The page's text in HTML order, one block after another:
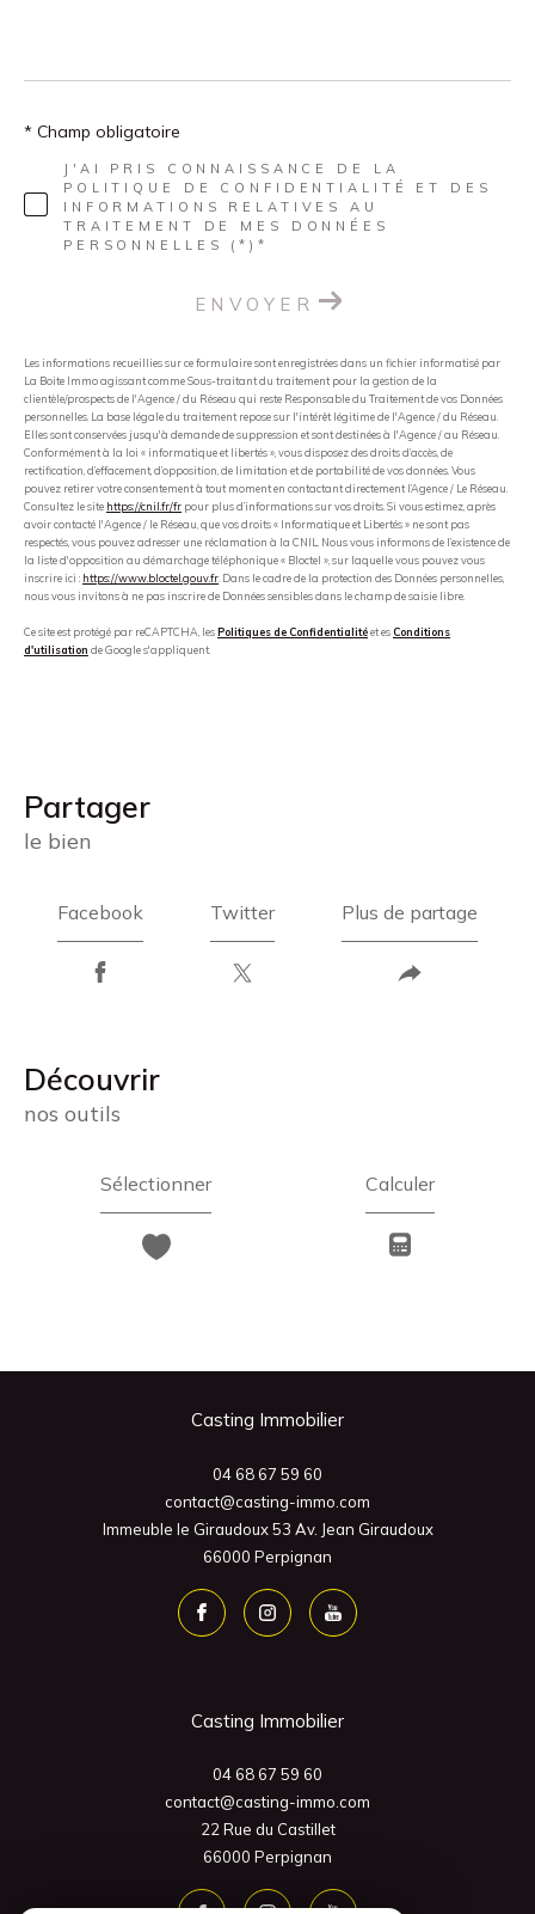
J'AI PRIS CONNAISSANCE DE LA
POLITIQUE DE CONFIDENTIALITÉ ET DES
INFORMATIONS RELATIVES AU
TRAITEMENT DE MES DONNÉES
PERSONNELLES (*)*
* Champ obligatoire
ENVOYER
Les informations recueillies sur ce formulaire sont enregistrées dans un fichier informatisé par
La Boite Immo agissant comme Sous-traitant du traitement pour la gestion de la
clientèle/prospects de l'Agence / du Réseau qui reste Responsable du Traitement de vos Données
personnelles. La base légale du traitement repose sur l'intérêt légitime de l'Agence / du Réseau.
Elles sont conservées jusqu'à demande de suppression et sont destinées à l'Agence / au Réseau.
Conformément à la loi « informatique et libertés », vous disposez des droits d’accès, de
rectification, d’effacement, d’opposition, de limitation et de portabilité de vos données. Vous
pouvez retirer votre consentement à tout moment en contactant directement l’Agence / Le Réseau.
Consultez le site https://cnil.fr/fr pour plus d’informations sur vos droits. Si vous estimez, après
avoir contacté l'Agence / le Réseau, que vos droits « Informatique et Libertés » ne sont pas
respectés, vous pouvez adresser une réclamation à la CNIL. Nous vous informons de l’existence de
la liste d'opposition au démarchage téléphonique « Bloctel », sur laquelle vous pouvez vous
inscrire ici : https://www.bloctel.gouv.fr. Dans le cadre de la protection des Données personnelles,
nous vous invitons à ne pas inscrire de Données sensibles dans le champ de saisie libre.
Ce site est protégé par reCAPTCHA, lesPolitiques de Confidentialitéet esConditions
d'utilisation de Google s'appliquent.
partager
le bien
Facebook Twitter Plus de partage
découvrir
nos outils
Sélectionner Calculer
Casting Immobilier
04 68 67 59 60
contact@casting-immo.com
Immeuble le Giraudoux 53 Av. Jean Giraudoux
66000
Perpignan
Casting Immobilier
04 68 67 59 60
contact@casting-immo.com
22 Rue du Castillet
66000
Perpignan